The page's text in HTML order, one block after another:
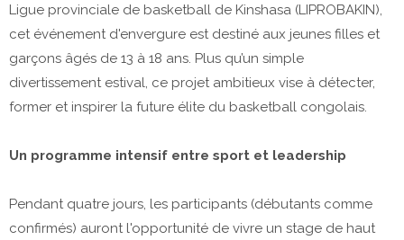
Ligue provinciale de basketball de Kinshasa (LIPROBAKIN),
cet événement d'envergure est destiné aux jeunes filles et
garçons âgés de 13 à 18 ans. Plus qu’un simple
divertissement estival, ce projet ambitieux vise à détecter,
former et inspirer la future élite du basketball congolais.
Un programme intensif entre sport et leadership
​Pendant quatre jours, les participants (débutants comme
confirmés) auront l'opportunité de vivre un stage de haut